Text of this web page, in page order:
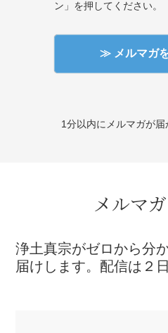
ン」を押してください。
1分以内にメルマガが届
メルマ
浄土真宗がゼロから分
届けします。配信は２